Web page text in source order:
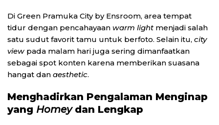
Di Green Pramuka City by Ensroom, area tempat
tidur dengan pencahayaan warm light menjadi salah
satu sudut favorit tamu untuk berfoto. Selain itu, city
view pada malam hari juga sering dimanfaatkan
sebagai spot konten karena memberikan suasana
hangat dan aesthetic.
Menghadirkan Pengalaman Menginap
yang Homeydan Lengkap